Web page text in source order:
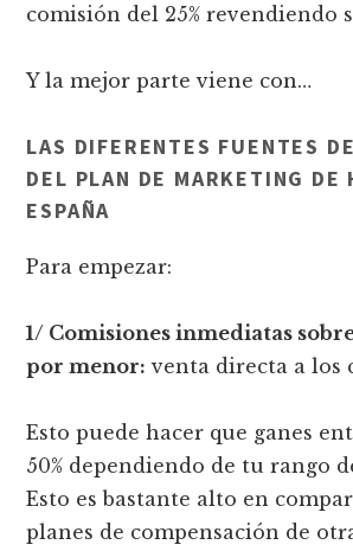
comisión del 25% revendiendo
Y la mejor parte viene con…
LAS DIFERENTES FUENTES
DEL PLAN DE MARKETING DE
ESPAÑA
Para empezar:
1/ Comisiones inmediatas
por menor: venta directa a los
Esto puede hacer que ganes
50% dependiendo de tu rango
Esto es bastante alto en
planes de compensación de